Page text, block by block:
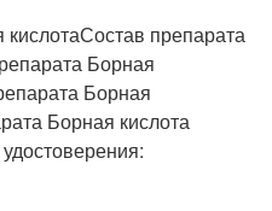
Кислота из школьного
курса
препарата
Борная
Борная
Борная кислота